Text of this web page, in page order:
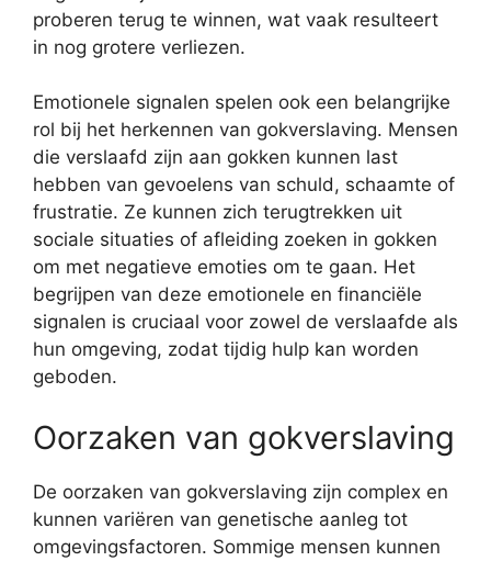
proberen terug te winnen, wat vaak resulteert
in nog grotere verliezen.
Emotionele signalen spelen ook een belangrijke
rol bij het herkennen van gokverslaving. Mensen
die verslaafd zijn aan gokken kunnen last
hebben van gevoelens van schuld, schaamte of
frustratie. Ze kunnen zich terugtrekken uit
sociale situaties of afleiding zoeken in gokken
om met negatieve emoties om te gaan. Het
begrijpen van deze emotionele en financiële
signalen is cruciaal voor zowel de verslaafde als
hun omgeving, zodat tijdig hulp kan worden
geboden.
Oorzaken van gokverslaving
De oorzaken van gokverslaving zijn complex en
kunnen variëren van genetische aanleg tot
omgevingsfactoren. Sommige mensen kunnen